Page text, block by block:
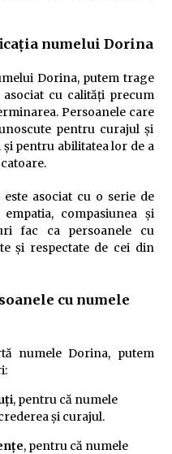
numelui Dorina
Dorina, putem trage
cu calități precum
Persoanele care
pentru curajul și
pentru abilitatea lor de a
asociat cu o serie de
compasiunea și
fac ca persoanele cu
și respectate de cei din
cu numele
numele Dorina, putem
, pentru că numele
și curajul.
, pentru că numele